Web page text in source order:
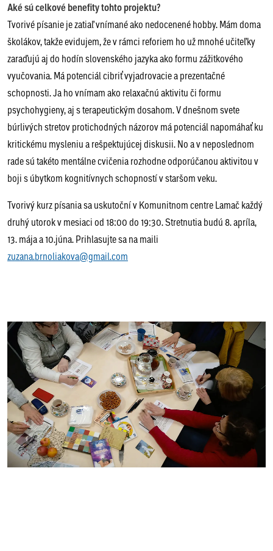
Aké sú celkové benefity tohto projektu?
Tvorivé písanie je zatiaľ vnímané ako nedocenené hobby. Mám doma
školákov, takže evidujem, že v rámci reforiem ho už mnohé učiteľky
zaraďujú aj do hodín slovenského jazyka ako formu zážitkového
vyučovania. Má potenciál cibriť vyjadrovacie a prezentačné
schopnosti. Ja ho vnímam ako relaxačnú aktivitu či formu
psychohygieny, aj s terapeutickým dosahom. V dnešnom svete
búrlivých stretov protichodných názorov má potenciál napomáhať ku
kritickému mysleniu a rešpektujúcej diskusii. No a v neposlednom
rade sú takéto mentálne cvičenia rozhodne odporúčanou aktivitou v
boji s úbytkom kognitívnych schopností v staršom veku.
Tvorivý kurz písania sa uskutoční v Komunitnom centre Lamač každý
druhý utorok v mesiaci od 18:00 do 19:30. Stretnutia budú 8. apríla,
13. mája a 10.júna. Prihlasujte sa na maili
zuzana.brnoliakova@gmail.com